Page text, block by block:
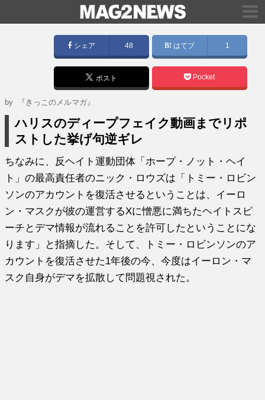
シェア 48 はてブ 1
ポスト Pocket
by 『きっこのメルマガ』
ハリスのディープフェイク動画までリポ
ストした挙げ句逆ギレ
ちなみに、反ヘイト運動団体「ホープ・ノット・ヘイ
ト」の最高責任者のニック・ロウズは「トミー・ロビン
ソンのアカウントを復活させるということは、イーロ
ン・マスクが彼の運営するXに憎悪に満ちたヘイトスピ
ーチとデマ情報が流れることを許可したということにな
ります」と指摘した。そして、トミー・ロビンソンのア
カウントを復活させた1年後の今、今度はイーロン・マ
スク自身がデマを拡散して問題視された。